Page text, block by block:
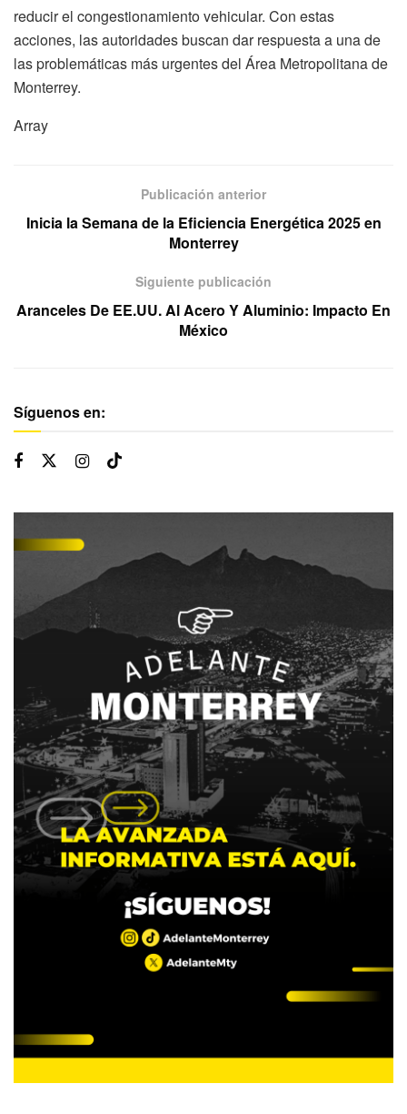
reducir el congestionamiento vehicular. Con estas
acciones, las autoridades buscan dar respuesta a una de
las problemáticas más urgentes del Área Metropolitana de
Monterrey.
Array
Publicación anterior
Inicia la Semana de la Eficiencia Energética 2025 en
Monterrey
Siguiente publicación
Aranceles De EE.UU. Al Acero Y Aluminio: Impacto En
México
Síguenos en: